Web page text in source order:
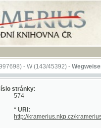
-W (143/45392)-Wegweiser durch
574
* URI:
http://kramerius.nkp.cz/kramerius/